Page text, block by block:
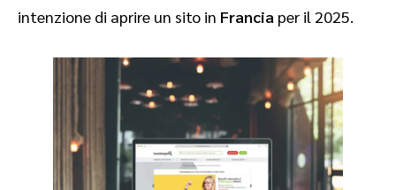
intenzione di aprire un sito in Francia per il 2025.